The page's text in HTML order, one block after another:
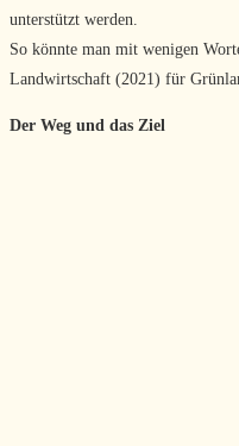
unterstützt werden.
So könnte man mit wenigen
Landwirtschaft (2021) für
Der Weg und das Ziel